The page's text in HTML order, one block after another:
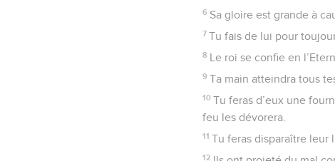
6 Sa gloire est grande à
7 Tu fais de lui pour
8 Le roi se confie en
9 Ta main atteindra tous
10 Tu feras d’eux une
feu les dévorera.
11 Tu feras disparaître leur
12